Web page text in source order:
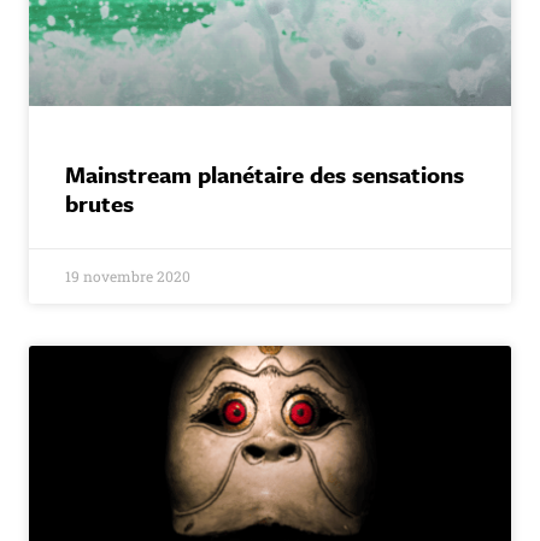
Mainstream planétaire des sensations
brutes
19 novembre 2020